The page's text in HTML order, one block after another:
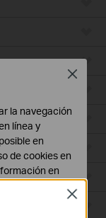
Close
la navegación
línea y
en
de cookies en
en
Close